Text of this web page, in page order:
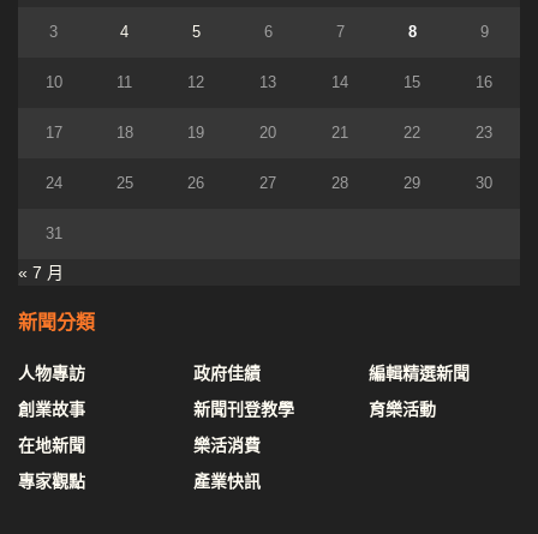
3 4 5 6 7 8 9
10 11 12 13 14 15 16
17 18 19 20 21 22 23
24 25 26 27 28 29 30
31
« 7 月
新聞分類
人物專訪
創業故事
在地新聞
專家觀點
政府佳績
新聞刊登教學
樂活消費
產業快訊
編輯精選新聞
育樂活動